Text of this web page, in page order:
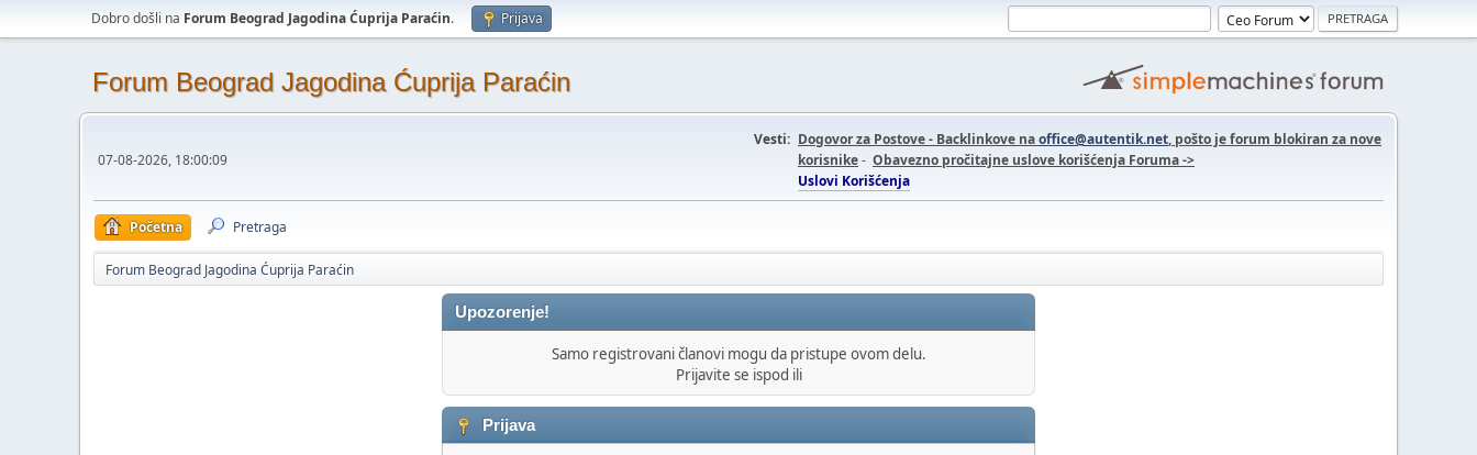
Dobro došli na Forum Beograd Jagodina Ćuprija Paraćin. Prijava
Forum Beograd Jagodina Ćuprija Paraćin
07-08-2026, 18:00:09
Vesti: Dogovor za Postove - Backlinkove naoffice@autentik.net, pošto je forum blokiran za nove
korisnike- Obavezno pročitajne uslove korišćenja Foruma ->
Uslovi Korišćenja
Početna Pretraga
Forum Beograd Jagodina Ćuprija Paraćin
Upozorenje!
Samo registrovani članovi mogu da pristupe ovom delu.
Prijavite se ispod ili
Prijava